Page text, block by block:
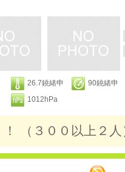
26.7鐃緒申
90鐃緒申
1012hPa
（３００以上２人